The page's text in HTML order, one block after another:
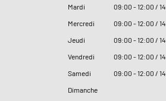
Mardi
09:00 - 12:00 / 14
Mercredi
09:00 - 12:00 / 14
Jeudi
09:00 - 12:00 / 14
Vendredi
09:00 - 12:00 / 14
Samedi
09:00 - 12:00 / 14
Dimanche